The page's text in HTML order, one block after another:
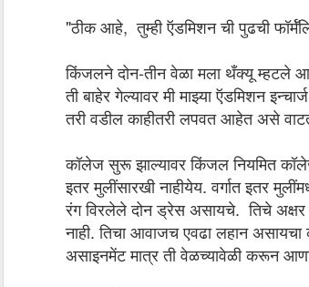
"ठीक आहे, तुम्ही ऍडमिशन ची पुढची
किंजलने दोन-तीन वेळा मला थँक्यू म्हटले
ती बाहेर गेल्यावर मी माझ्या ऍडमिशन
तरी वडील काहीतरी लपवत आहेत असे
कॉलेज सुरू झाल्यावर किंजल नियमित
इतर मुलींसारखी नाहीयेय. वर्गात इतर
रंग विरलेले दोन ड्रेस असायचे. तिचे अक्षर
नाही. तिचा आवाजच एवढा लहान
असाइनमेंट मात्र ती वेळच्यावेळी करून
वापरा आणि फेका
तुम्ही नवा मोबाईल विकत घेता तो किती वर्षे वापरता? नवा टीव्ही,
किती वर्षे ती गोष्ट आपण वापरणार आहोत याचा विचार टिपिकल
बदलती शिक्षणपद्धती..Change or Perish..
पूर्णतः ऑनलाईन शिकवायला लागल्यावर एका वर्षापेक्षा जास्त काळ
शिक्षकांच्या लक्षात आले असेल, विशेषतः इंजिनिअरिंग सारख्या